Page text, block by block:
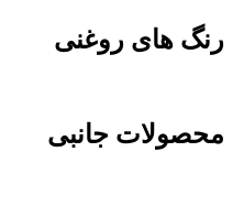
رنگ های روغنی
محصولات جانبی